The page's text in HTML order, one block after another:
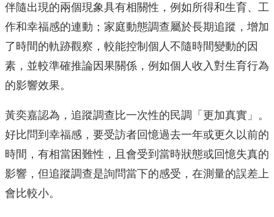
伴隨出現的兩個現象具有相關性，例如所得和生育、工
作和幸福感的連動；家庭動態調查屬於長期追蹤，增加
了時間的軌跡觀察，較能控制個人不隨時間變動的因
素，並較準確推論因果關係，例如個人收入對生育行為
的影響效果。
黃奕嘉認為，追蹤調查比一次性的民調「更加真實」。
好比問到幸福感，要受訪者回憶過去一年或更久以前的
時間，有相當困難性，且會受到當時狀態或回憶失真的
影響，但追蹤調查是詢問當下的感受，在測量的誤差上
會比較小。